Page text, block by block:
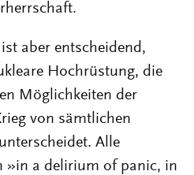
aber entscheidend,
Hochrüstung, die
Möglichkeiten der
von sämtlichen
Alle
»in a delirium of panic, in